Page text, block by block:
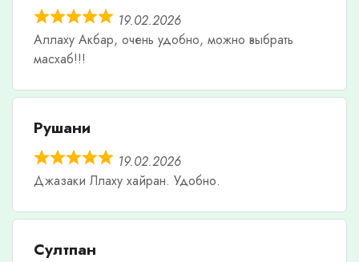
19.02.2026
Аллаху Акбар, очень удобно, можно выбрать
масхаб!!!
Рушани
19.02.2026
Джазаки Ллаху хайран. Удобно.
Султпан